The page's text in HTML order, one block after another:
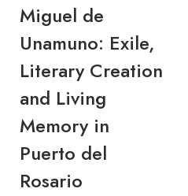
Miguel de
Unamuno: Exile,
Literary Creation
and Living
Memory in
Puerto del
Rosario